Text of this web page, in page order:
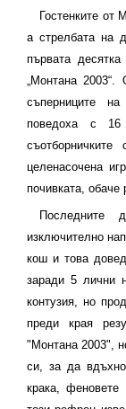
Гостенките от
а стрелбата на
първата
„Монтана
съперниците
поведоха с 16
целенасочена
почивката, обаче
Последните
изключително
кош и това
заради 5 лични
контузия, но
преди края
"Монтана 2003",
си, за да
крака, феновете